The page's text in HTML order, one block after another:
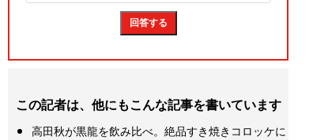
この記者は、他にもこんな記事を書いています
高田秋が黒龍を飲み比べ。絶品すき焼きコロッケに